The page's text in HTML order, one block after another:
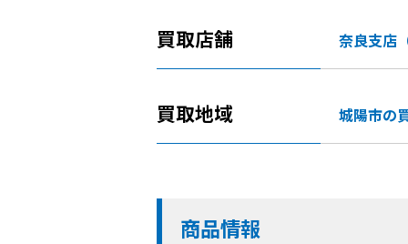
買取店舗 奈良支店
買取地域 城陽市の
商品情報